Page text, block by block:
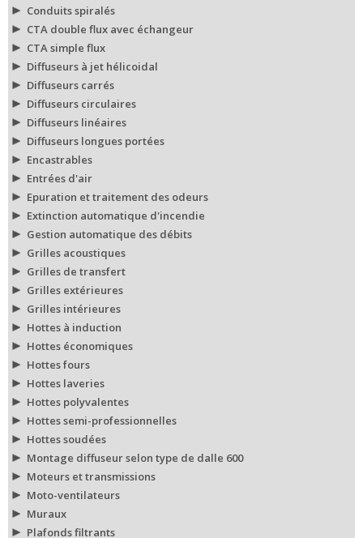
Conduits spiralés
CTA double flux avec échangeur
CTA simple flux
Diffuseurs à jet hélicoidal
Diffuseurs carrés
Diffuseurs circulaires
Diffuseurs linéaires
Diffuseurs longues portées
Encastrables
Entrées d'air
Epuration et traitement des odeurs
Extinction automatique d'incendie
Gestion automatique des débits
Grilles acoustiques
Grilles de transfert
Grilles extérieures
Grilles intérieures
Hottes à induction
Hottes économiques
Hottes fours
Hottes laveries
Hottes polyvalentes
Hottes semi-professionnelles
Hottes soudées
Montage diffuseur selon type de dalle 600
Moteurs et transmissions
Moto-ventilateurs
Muraux
Plafonds filtrants